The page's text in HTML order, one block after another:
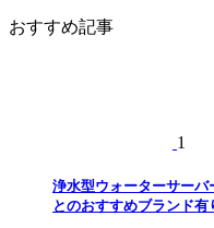
おすすめ記事
1
浄水型ウォーターサー
とのおすすめブランド有